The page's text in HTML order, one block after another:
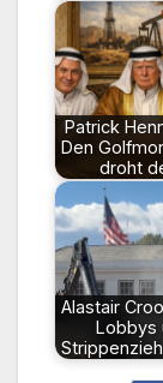
Patrick
Den
droht
Alastair
Lobbys